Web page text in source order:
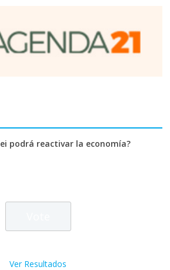
podrá reactivar la economía?
Ver Resultados